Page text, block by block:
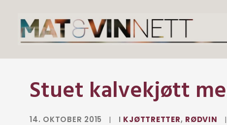
Stuet kalvekjøtt
14. OKTOBER 2015 | I KJØTTRETTER, RØDVIN |